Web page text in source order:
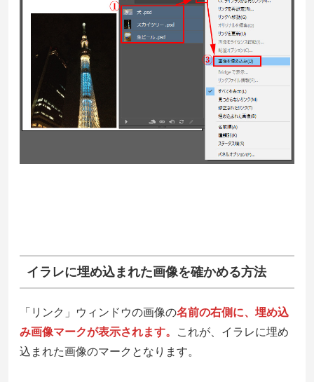
イラレに埋め込まれた画像を確かめる方法
「リンク」ウィンドウの画像の名前の右側に、埋め込
み画像マークが表示されます。
これが、イラレに埋め
込まれた画像のマークとなります。